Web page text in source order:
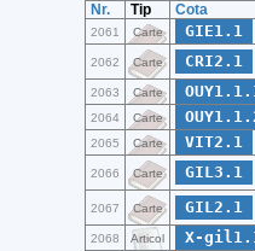
Nr. Tip Cota
2061 Carte GIE1.1
2062 Carte CRI2.1
2063 Carte
2064 Carte
2065 Carte VIT2.1
2066 Carte GIL3.1
2067 Carte GIL2.1
2068 Articol X-